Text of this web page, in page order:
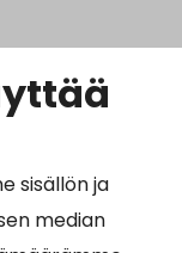
sisällön ja
median